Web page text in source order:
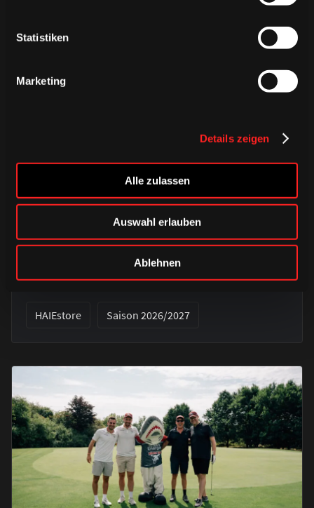
Statistiken
Marketing
Details zeigen
Alle zulassen
Auswahl erlauben
Ablehnen
DONNERSTAG, 06. AUGUST 2026
Verbunden auf jedem Weg – unser
Auswärtstrikot 2026/2027
HAIEstore Saison 2026/2027